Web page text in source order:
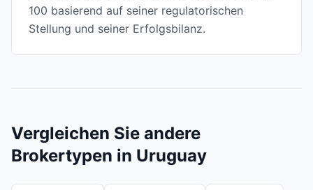
100 basierend auf seiner regulatorischen
Stellung und seiner Erfolgsbilanz.
Vergleichen Sie andere
Brokertypen in Uruguay